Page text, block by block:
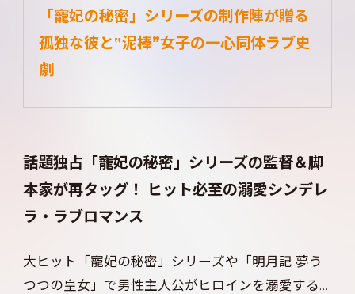
「寵妃の秘密」シリーズの制作陣が贈る
孤独な彼と‟泥棒”女子の一心同体ラブ史
劇
話題独占「寵妃の秘密」シリーズの監督＆脚
本家が再タッグ！ ヒット必至の溺愛シンデレ
ラ・ラブロマンス
大ヒット「寵妃の秘密」シリーズや「明月記 夢う
つつの皇女」で男性主人公がヒロインを溺愛する